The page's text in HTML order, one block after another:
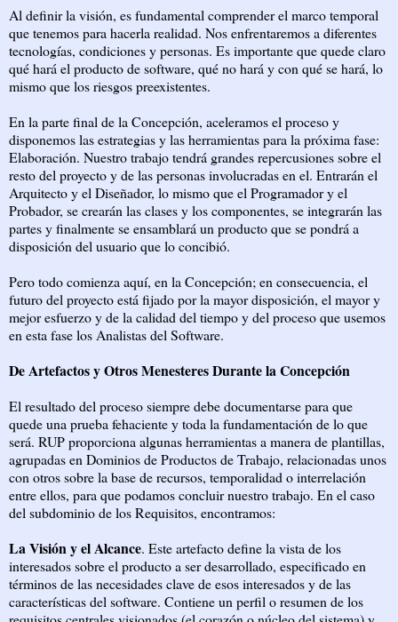
Al definir la visión, es fundamental comprender el marco temporal
que tenemos para hacerla realidad. Nos enfrentaremos a diferentes
tecnologías, condiciones y personas. Es importante que quede claro
qué hará el producto de software, qué no hará y con qué se hará, lo
mismo que los riesgos preexistentes.
En la parte final de la Concepción, aceleramos el proceso y
disponemos las estrategias y las herramientas para la próxima fase:
Elaboración. Nuestro trabajo tendrá grandes repercusiones sobre el
resto del proyecto y de las personas involucradas en el. Entrarán el
Arquitecto y el Diseñador, lo mismo que el Programador y el
Probador, se crearán las clases y los componentes, se integrarán las
partes y finalmente se ensamblará un producto que se pondrá a
disposición del usuario que lo concibió.
Pero todo comienza aquí, en la Concepción; en consecuencia, el
futuro del proyecto está fijado por la mayor disposición, el mayor y
mejor esfuerzo y de la calidad del tiempo y del proceso que usemos
en esta fase los Analistas del Software.
De Artefactos y Otros Menesteres Durante la Concepción
El resultado del proceso siempre debe documentarse para que
quede una prueba fehaciente y toda la fundamentación de lo que
será. RUP proporciona algunas herramientas a manera de plantillas,
agrupadas en Dominios de Productos de Trabajo, relacionadas unos
con otros sobre la base de recursos, temporalidad o interrelación
entre ellos, para que podamos concluir nuestro trabajo. En el caso
del subdominio de los Requisitos, encontramos:
La Visión y el Alcance. Este artefacto define la vista de los
interesados sobre el producto a ser desarrollado, especificado en
términos de las necesidades clave de esos interesados y de las
características del software. Contiene un perfil o resumen de los